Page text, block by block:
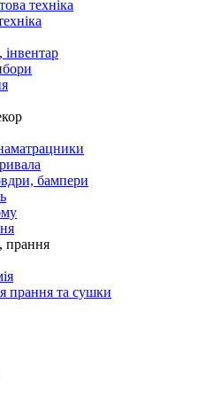
техніка
інвентар
бампери
прання
прання та сушки